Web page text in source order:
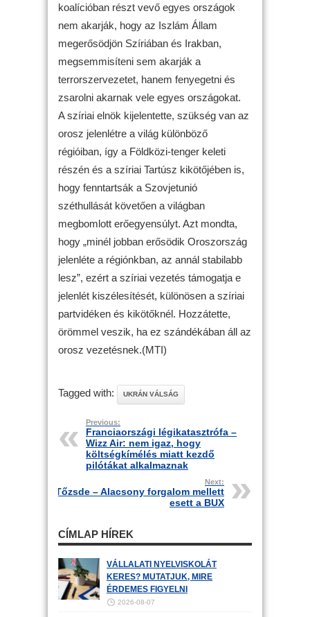
koalícióban részt vevő egyes országok
nem akarják, hogy az Iszlám Állam
megerősödjön Szíriában és Irakban,
megsemmisíteni sem akarják a
terrorszervezetet, hanem fenyegetni és
zsarolni akarnak vele egyes országokat.
A szíriai elnök kijelentette, szükség van az
orosz jelenlétre a világ különböző
régióiban, így a Földközi-tenger keleti
részén és a szíriai Tartúsz kikötőjében is,
hogy fenntartsák a Szovjetunió
széthullását követően a világban
megbomlott erőegyensúlyt. Azt mondta,
hogy „minél jobban erősödik Oroszország
jelenléte a régiónkban, az annál stabilabb
lesz”, ezért a szíriai vezetés támogatja e
jelenlét kiszélesítését, különösen a szíriai
partvidéken és kikötőknél. Hozzátette,
örömmel veszik, ha ez szándékában áll az
orosz vezetésnek.(MTI)
Tagged with: UKRÁN VÁLSÁG
Previous:
Franciaországi légikatasztrófa –
Wizz Air: nem igaz, hogy
költségkímélés miatt kezdő
pilótákat alkalmaznak
Next:
Tőzsde – Alacsony forgalom mellett
esett a BUX
CÍMLAP HÍREK
VÁLLALATI NYELVISKOLÁT
KERES? MUTATJUK, MIRE
ÉRDEMES FIGYELNI
2026-08-07